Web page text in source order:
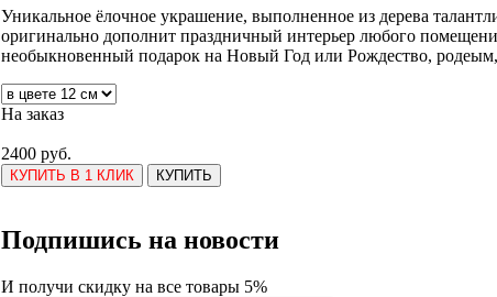
Уникальное ёлочное украшение, выполненное из дерева
оригинально дополнит праздничный интерьер любого
необыкновенный подарок на Новый Год или Рождество, родеым,
На заказ
2400 руб.
КУПИТЬ В 1 КЛИК КУПИТЬ
Подпишись на новости
И получи скидку на все товары 5%